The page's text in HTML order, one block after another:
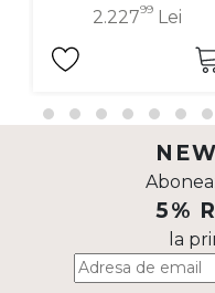
2.22799Lei
5%
la